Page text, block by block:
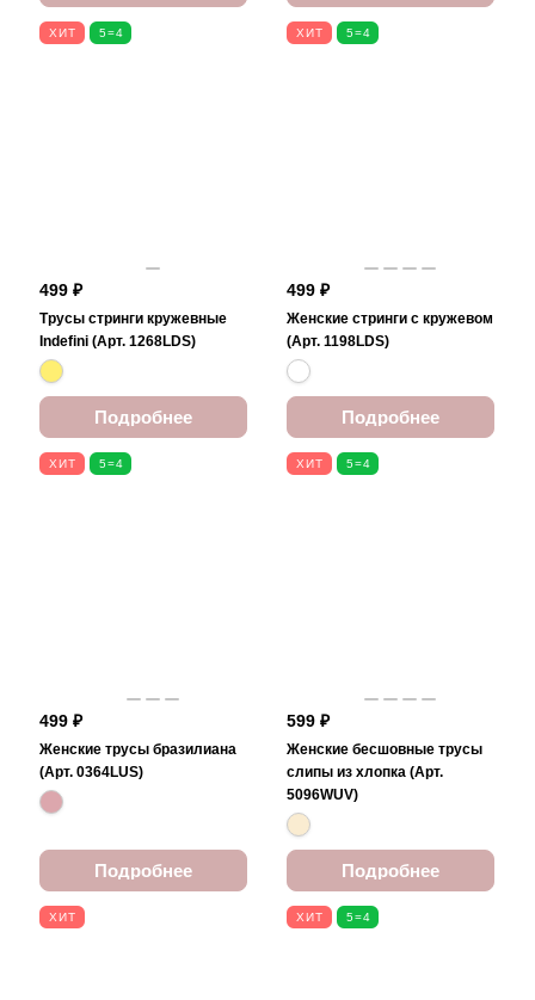
ХИТ 5=4
499 ₽
Трусы стринги кружевные
Indefini (Арт. 1268LDS)
Подробнее
ХИТ 5=4
499 ₽
Женские стринги с кружевом
(Арт. 1198LDS)
Подробнее
ХИТ 5=4
499 ₽
Женские трусы бразилиана
(Арт. 0364LUS)
Подробнее
ХИТ 5=4
599 ₽
Женские бесшовные трусы
слипы из хлопка (Арт.
5096WUV)
Подробнее
ХИТ ХИТ 5=4